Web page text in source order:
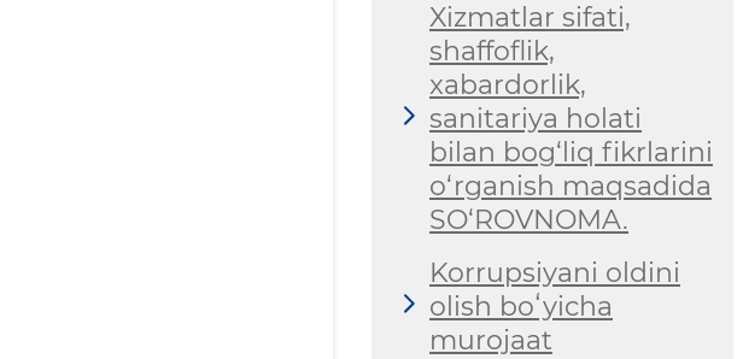
Xizmatlar sifati,
shaffoflik,
xabardorlik,
sanitariya holati
bilan bog‘liq fikrlarini
o‘rganish maqsadida
SO‘ROVNOMA.
Korrupsiyani oldini
olish boʻyicha
murojaat